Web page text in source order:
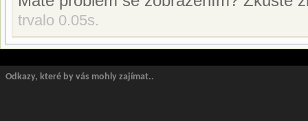
trvalo 0.05s.
Odkazy, které by vás mohly zajímat..